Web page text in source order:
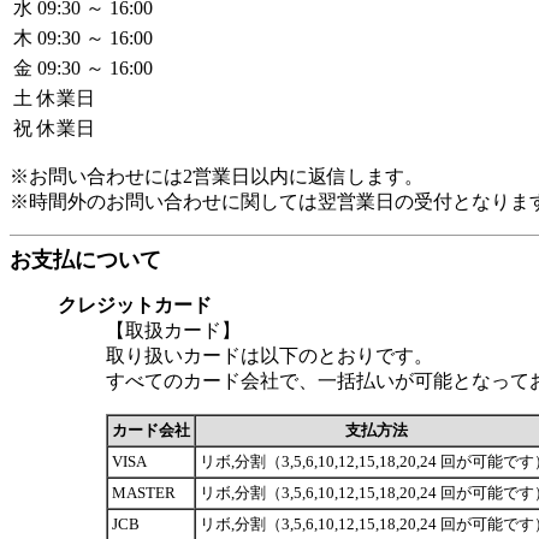
水 09:30 ～ 16:00
木 09:30 ～ 16:00
金 09:30 ～ 16:00
土 休業日
祝 休業日
※お問い合わせには2営業日以内に返信します。
※時間外のお問い合わせに関しては翌営業日の受付となりま
お支払について
クレジットカード
【取扱カード】
取り扱いカードは以下のとおりです。
すべてのカード会社で、一括払いが可能となって
カード会社
支払方法
VISA
リボ,分割（3,5,6,10,12,15,18,20,24 回が可能です
MASTER
リボ,分割（3,5,6,10,12,15,18,20,24 回が可能です
JCB
リボ,分割（3,5,6,10,12,15,18,20,24 回が可能です